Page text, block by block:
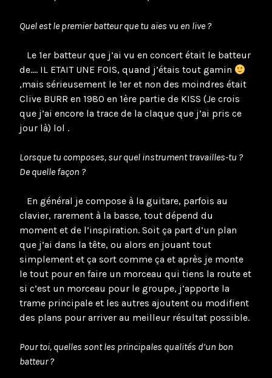
Quel est le premier batteur que tu aies vu en live ?
Le 1er batteur que j’ai vu en concert était le batteur
de…. IL ETAIT UNE FOIS, quand j’étais tout gamin
,mais sérieusement le 1er et non des moindres était
Clive BURR en 1980 en 1ère partie de KISS (Je crois
que j’ai encore la trace de la claque que j’ai pris ce
jour là) lol .
Lorsque tu composes, sur quel instrument travailles-tu ?
De quelle façon ?
En général je compose à la guitare, parfois au
clavier, rarement à la basse, tout dépend du
moment et de l’inspiration. Soit ça part d’un plan
que j’ai dans la tête, ou alors en jouant tout
simplement et ça sort comme ça et après je monte
le tout pour en faire un morceau qui tiens la route et
si c’est un morceau pour le groupe, j’apporte la
trame principale et les autres ajoutent ou modifient
des plans pour arriver au meilleur résultat possible.
Pour toi, quelles sont les principales qualités d’un bon
batteur ?